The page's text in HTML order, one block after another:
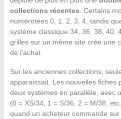
collections récentes . Certains
numérotées 0, 1, 2, 3, 4, tandis
système classique 34, 36, 38, 40,
grilles sur un même site crée une
de l’achat.
Sur les anciennes collections,
apparaissait. Les nouvelles fiches
deux systèmes en parallèle, avec
(0 = XS/34, 1 = S/36, 2 = M/38,
quand un acheteur commande